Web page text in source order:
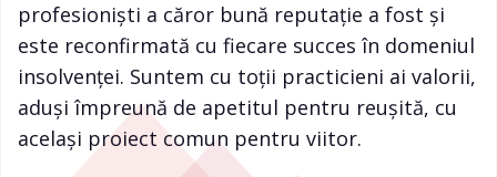
profesioniști a căror bună reputație a fost și
este reconfirmată cu fiecare succes în domeniul
insolvenței. Suntem cu toții practicieni ai valorii,
aduși împreună de apetitul pentru reușită, cu
același proiect comun pentru viitor.